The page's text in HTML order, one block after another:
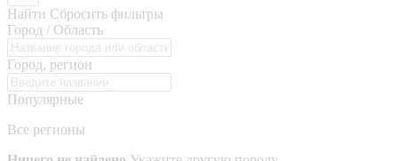
Найти Сбросить фильтры
Город / Область
Город, регион
Популярные
Все регионы